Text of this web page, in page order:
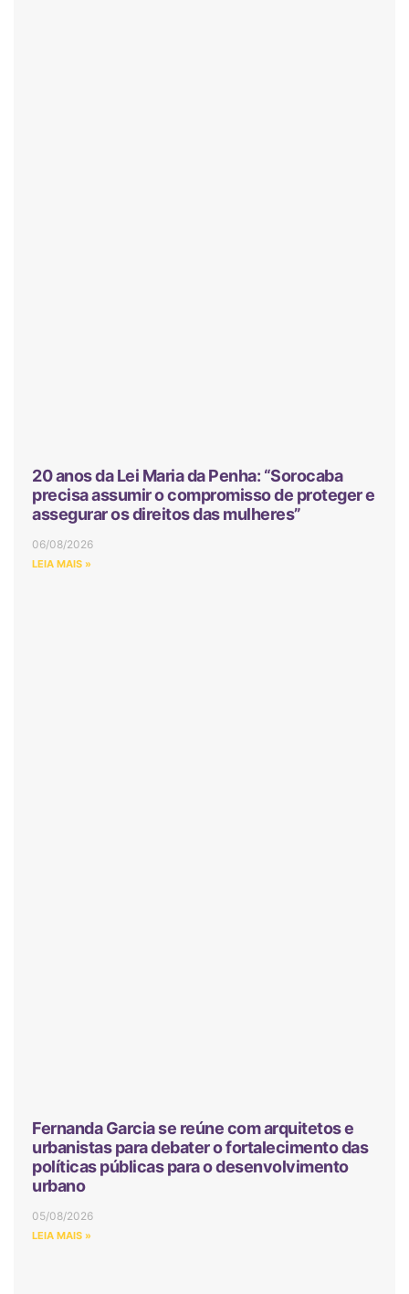
20 anos da Lei Maria da Penha: “Sorocaba
precisa assumir o compromisso de proteger e
assegurar os direitos das mulheres”
06/08/2026
LEIA MAIS »
Fernanda Garcia se reúne com arquitetos e
urbanistas para debater o fortalecimento das
políticas públicas para o desenvolvimento
urbano
05/08/2026
LEIA MAIS »